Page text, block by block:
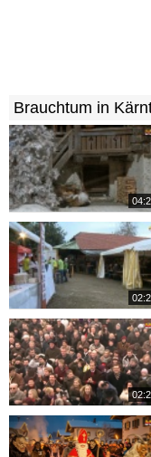
Brauchtum in